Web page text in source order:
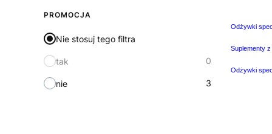
PROMOCJA
Nie stosuj tego filtra
tak 0
nie 3
Odżywki
Suplementy
Odżywki